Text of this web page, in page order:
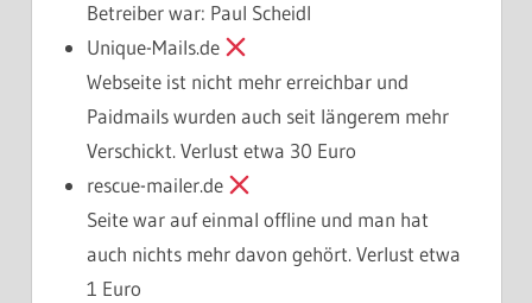
Betreiber war: Paul Scheidl
Unique-Mails.de
Webseite ist nicht mehr erreichbar und
Paidmails wurden auch seit längerem mehr
Verschickt. Verlust etwa 30 Euro
rescue-mailer.de
Seite war auf einmal offline und man hat
auch nichts mehr davon gehört. Verlust etwa
1 Euro